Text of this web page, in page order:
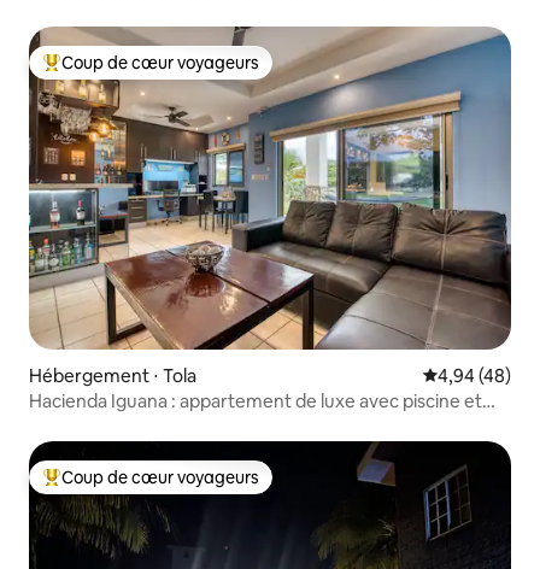
Coups de cœur voyageurs les plus appréciés
Coup de cœur voyageurs
Hébergement ⋅ Tola Évaluation
4,94 (48)
Hacienda Iguana : appartement de luxe avec piscine et
Coups de cœur voyageurs les plus appréciés
Coup de cœur voyageurs